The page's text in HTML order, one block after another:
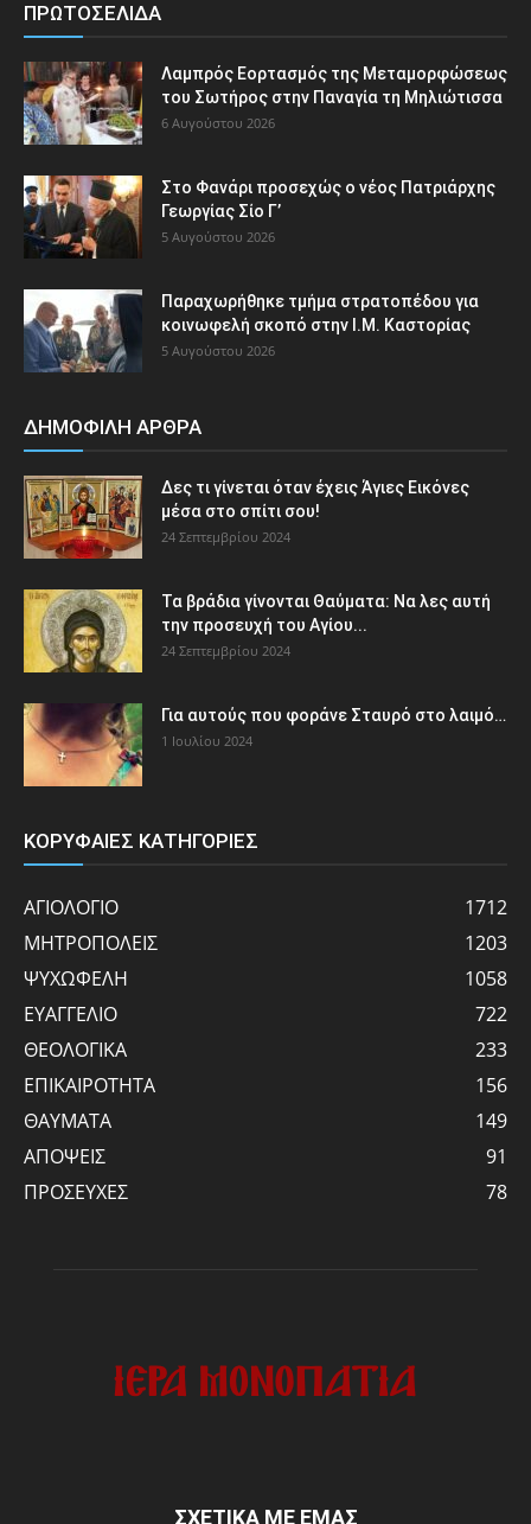
ΠΡΩΤΟΣΕΛΙΔΑ
Λαμπρός Εορτασμός της Μεταμορφώσεως
του Σωτήρος στην Παναγία τη Μηλιώτισσα
6 Αυγούστου 2026
Στο Φανάρι προσεχώς ο νέος Πατριάρχης
Γεωργίας Σίο Γ’
5 Αυγούστου 2026
Παραχωρήθηκε τμήμα στρατοπέδου για
κοινωφελή σκοπό στην Ι.Μ. Καστορίας
5 Αυγούστου 2026
ΔΗΜΟΦΙΛΗ ΑΡΘΡΑ
Δες τι γίνεται όταν έχεις Άγιες Εικόνες
μέσα στο σπίτι σου!
24 Σεπτεμβρίου 2024
Τα βράδια γίνονται Θαύματα: Να λες αυτή
την προσευχή του Αγίου...
24 Σεπτεμβρίου 2024
Για αυτούς που φοράνε Σταυρό στο λαιμό…
1 Ιουλίου 2024
ΚΟΡΥΦΑΙΕΣ ΚΑΤΗΓΟΡΙΕΣ
ΑΓΙΟΛΟΓΙΟ
1712
ΜΗΤΡΟΠΟΛΕΙΣ
1203
ΨΥΧΩΦΕΛΗ
1058
ΕΥΑΓΓΕΛΙΟ
722
ΘΕΟΛΟΓΙΚΑ
233
ΕΠΙΚΑΙΡΟΤΗΤΑ
156
ΘΑΥΜΑΤΑ
149
ΑΠΟΨΕΙΣ
91
ΠΡΟΣΕΥΧΕΣ
78
ΣΧΕΤΙΚΑ ΜΕ ΕΜΑΣ